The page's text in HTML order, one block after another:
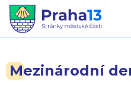
Mezinárodní